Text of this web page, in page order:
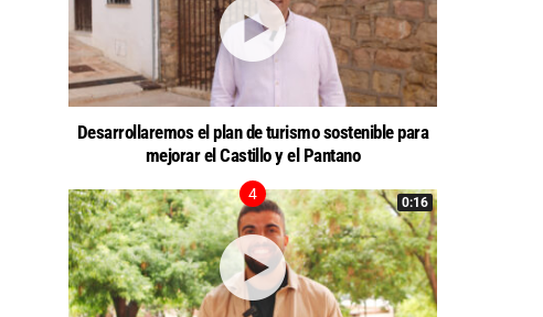
Desarrollaremos el plan de turismo sostenible para
mejorar el Castillo y el Pantano
0:16